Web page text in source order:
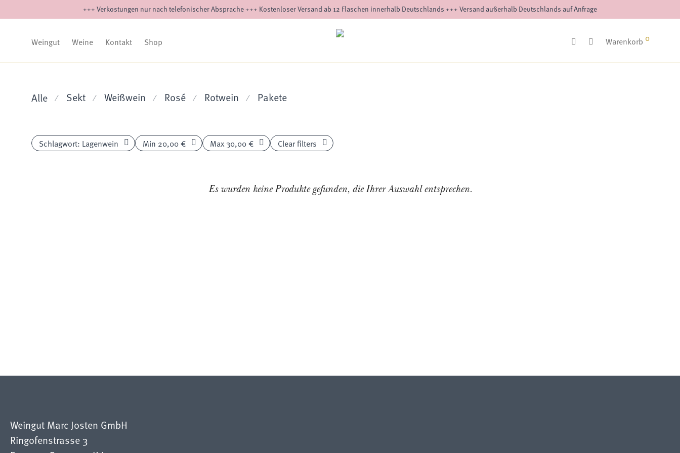
+++ Verkostungen nur nach telefonischer Absprache +++ Kostenloser Versand ab 12 Flaschen innerhalb Deutschlands +++ Versand außerhalb Deutschlands auf Anfrage
Weingut Weine Kontakt Shop Warenkorb 0
Alle ⁄ Sekt ⁄ Weißwein ⁄ Rosé ⁄ Rotwein ⁄ Pakete
Schlagwort: Lagenwein Min 20,00€ Max 30,00€ Clear filters
Es wurden keine Produkte gefunden, die Ihrer Auswahl entsprechen.
Weingut Marc Josten GmbH
Ringofenstrasse 3